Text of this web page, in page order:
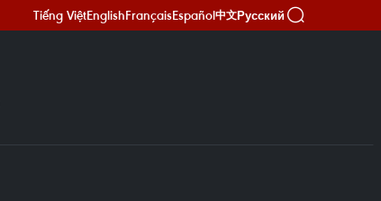
Tiếng ViệtEnglishFrançaisEspañol中文Русский